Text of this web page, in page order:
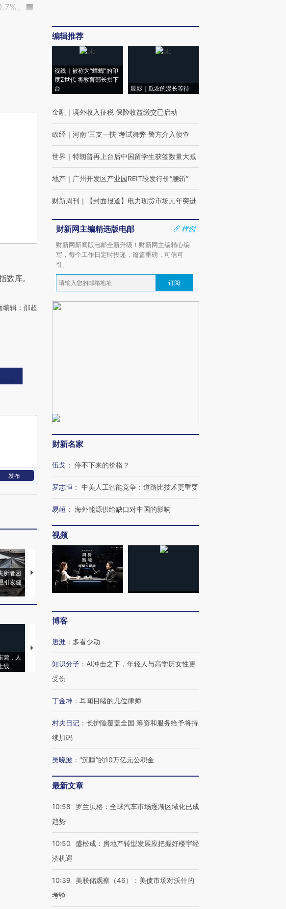
。■
数库。
辑：邵超
发布
所者困
引发健
马航飞行员跨国走私7万
粒摇头丸 尿检体内含3种
泽连斯基密集出访美英 索
要防空导弹“救急”
13人遇难
莞，人
线
【推广】走进第四届链博
有意思的生活方式·第三对
住三大增长引擎是什么？
编辑推荐
视线｜被称为“蟑螂”的印
度Z世代 将教育部长拱下
台
显影｜瓜农的漫长等待
金融 ｜ 境外收入征税 保险收益缴交已启动
政经 ｜ 河南“三支一扶”考试舞弊 警方介入侦查
世界 ｜ 特朗普再上台后中国留学生获签数量大减
地产 ｜ 广州开发区产业园REIT较发行价“腰斩”
财新周刊 ｜ 【封面报道】电力现货市场元年突进
财新网主编精选版电邮
样例
财新网新闻版电邮全新升级！财新网主编精心编
写，每个工作日定时投递，篇篇重磅，可信可
引。
订阅
财新名家
伍戈 ： 停不下来的价格？
罗志恒 ： 中美人工智能竞争：道路比技术更重要
易峘 ： 海外能源供给缺口对中国的影响
视频
博客
唐涯 ： 多看少动
知识分子 ： AI冲击之下，年轻人与高学历女性更
受伤
丁金坤 ： 耳闻目睹的几位律师
村夫日记 ： 长护险覆盖全国 筹资和服务给予将持
续加码
吴晓波 ： “沉睡”的10万亿元公积金
最新文章
10:58
罗兰贝格：全球汽车市场逐渐区域化已成
趋势
10:50
盛松成：房地产转型发展应把握好楼宇经
济机遇
10:39
美联储观察（46）：美债市场对沃什的
考验